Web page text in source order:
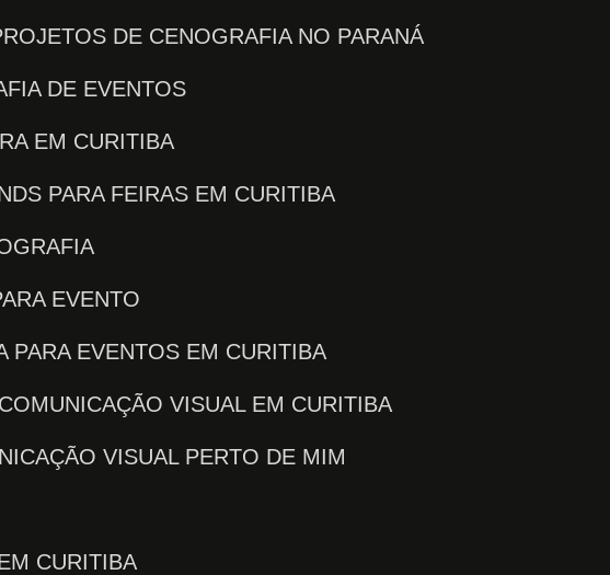
DE CENOGRAFIA NO PARANÁ
DE EVENTOS
EM CURITIBA
PARA FEIRAS EM CURITIBA
EVENTO
PARA EVENTOS EM CURITIBA
COMUNICAÇÃO VISUAL EM CURITIBA
VISUAL PERTO DE MIM
CURITIBA